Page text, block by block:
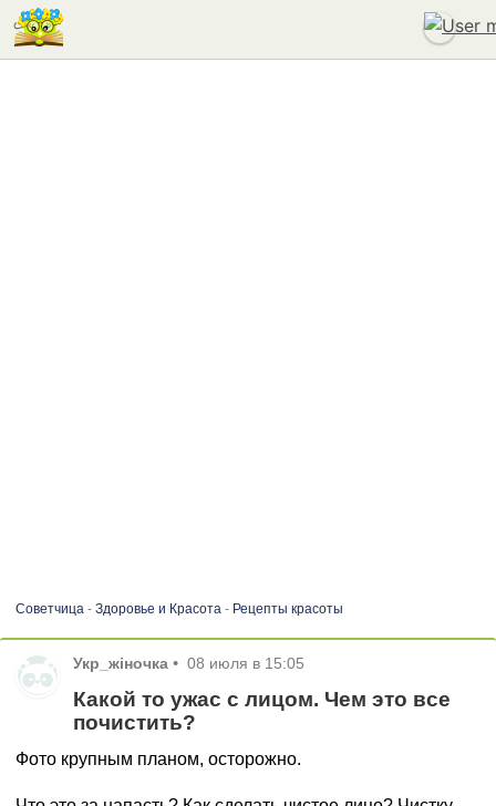
Советчица- Здоровье и Красота- Рецепты красоты
Укр_жіночка • 08 июля в 15:05
Какой то ужас с лицом. Чем это все
почистить?
Фото крупным планом, осторожно.